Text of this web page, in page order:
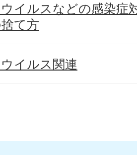
イルスなどの感染症
て方
イルス関連